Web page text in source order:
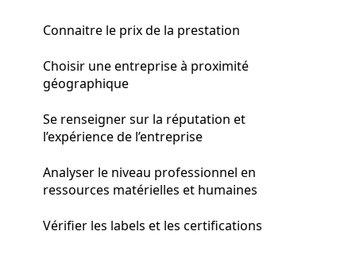
Connaitre le prix de la prestation
Choisir une entreprise à proximité
géographique
Se renseigner sur la réputation et
l’expérience de l’entreprise
Analyser le niveau professionnel en
ressources matérielles et humaines
Vérifier les labels et les certifications